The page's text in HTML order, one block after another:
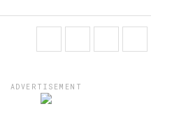
ADVERTISEMENT